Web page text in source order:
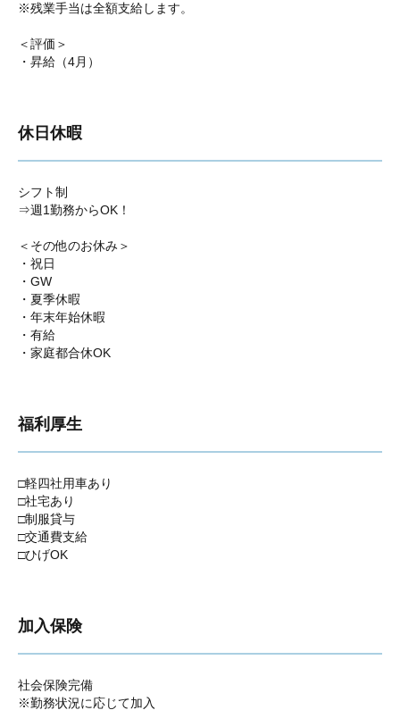
※残業手当は全額支給します。
＜評価＞
・昇給（4月）
休日休暇
シフト制
⇒週1勤務からOK！
＜その他のお休み＞
・祝日
・GW
・夏季休暇
・年末年始休暇
・有給
・家庭都合休OK
福利厚生
□軽四社用車あり
□社宅あり
□制服貸与
□交通費支給
□ひげOK
加入保険
社会保険完備
※勤務状況に応じて加入